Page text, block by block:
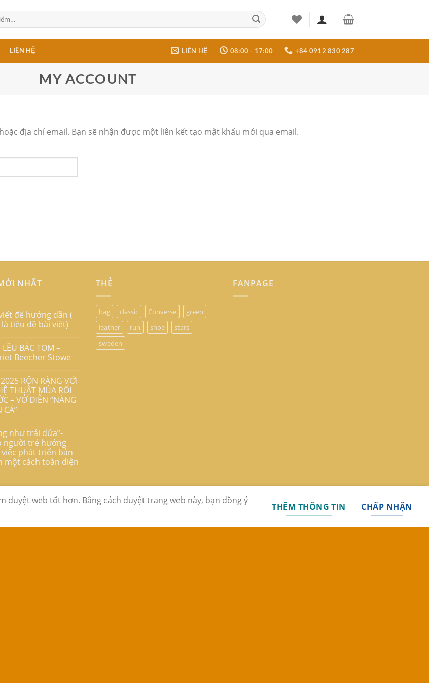
LIÊN HỆ LIÊN HỆ 08:00 - 17:00 +84 0912 830 287
MY ACCOUNT
địa chỉ email. Bạn sẽ nhận được một liên kết tạo mật khẩu mới qua email.
NHẤT
để hướng dẫn (
tiêu đề bài viêt)
LỀU BÁC TOM –
Beecher Stowe
RỘN RÀNG VỚI
THUẬT MÚA RỐI
– VỞ DIỄN “NÀNG
CÁ”
như trái dứa”-
người trẻ hướng
phát triển bản
một cách toàn diện
THẺ
bag classic Converse
green
leather
run shoe
stars
sweden
FANPAGE
duyệt web tốt hơn. Bằng cách duyệt trang web này, bạn đồng ý
THÊM THÔNG TIN CHẤP NHẬN